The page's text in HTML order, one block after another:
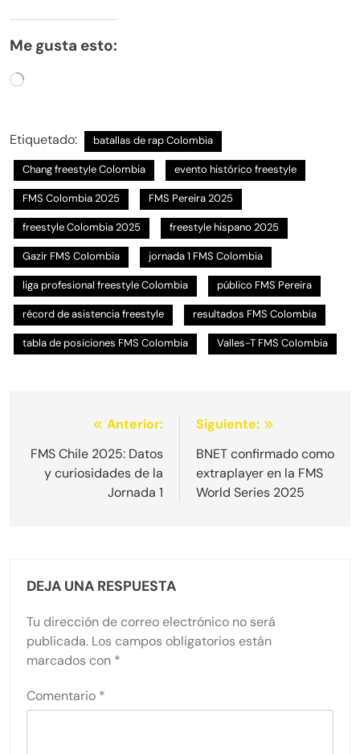
Me gusta esto:
Cargando...
Etiquetado: batallas de rap Colombia
Chang freestyle Colombia evento histórico freestyle
FMS Colombia 2025 FMS Pereira 2025
freestyle Colombia 2025 freestyle hispano 2025
Gazir FMS Colombia jornada 1 FMS Colombia
liga profesional freestyle Colombia público FMS Pereira
récord de asistencia freestyle resultados FMS Colombia
tabla de posiciones FMS Colombia Valles-T FMS Colombia
Navegación
de
entradas
Anterior:
FMS Chile 2025: Datos
y curiosidades de la
Jornada 1
Siguiente:
BNET confirmado como
extraplayer en la FMS
World Series 2025
DEJA UNA RESPUESTA
Tu dirección de correo electrónico no será
publicada. Los campos obligatorios están
marcados con *
Comentario *